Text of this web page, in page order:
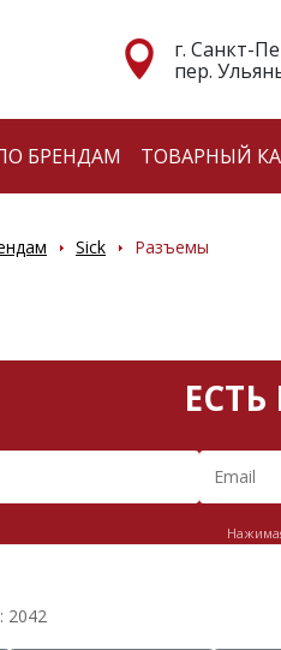
г. Санкт-
пер.
БРЕНДАМ ТОВАРНЫЙ
Sick Разъемы
2042